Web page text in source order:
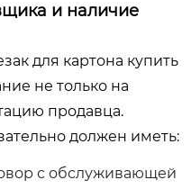
и наличие
для картона купить
не только на
продавца.
должен иметь:
с обслуживающей